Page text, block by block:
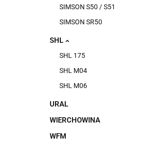
SIMSON S50 / S51
SIMSON SR50
SHL
SHL 175
SHL M04
SHL M06
URAL
WIERCHOWINA
WFM